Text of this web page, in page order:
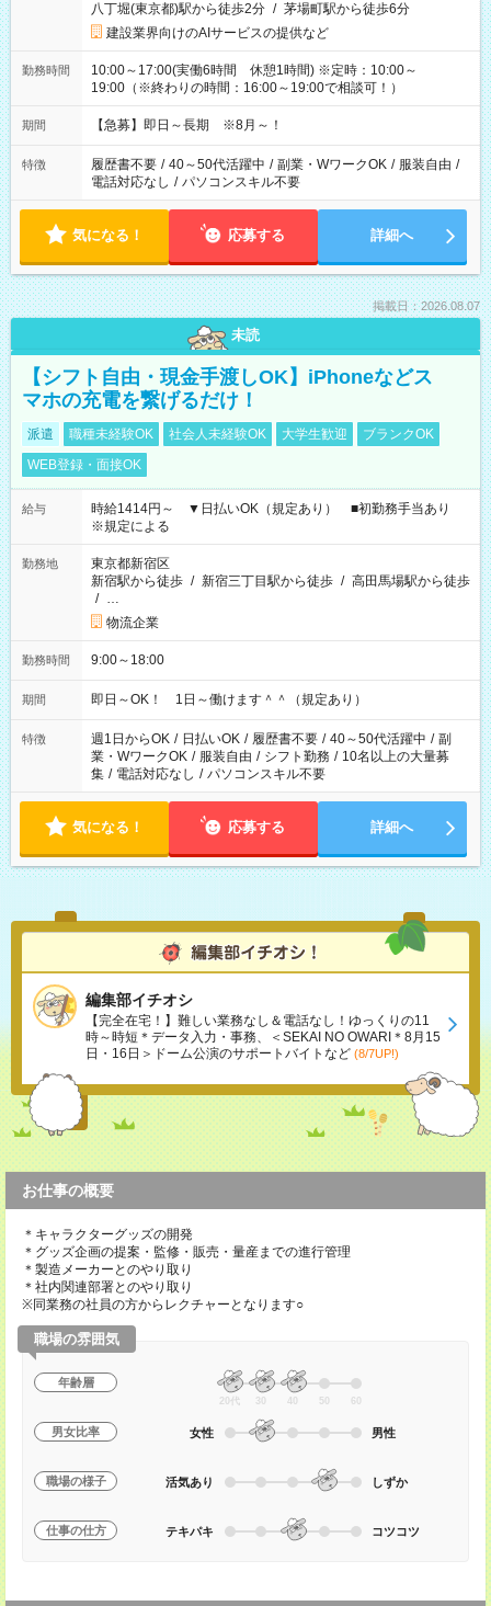
八丁堀(東京都)駅から徒歩2分 / 茅場町駅から徒歩6分
建設業界向けのAIサービスの提供など
勤務時間
10:00～17:00(実働6時間 休憩1時間) ※定時：10:00～
19:00（※終わりの時間：16:00～19:00で相談可！）
期間 【急募】即日～長期 ※8月～！
特徴 履歴書不要 / 40～50代活躍中 / 副業・WワークOK / 服装自由 /
電話対応なし / パソコンスキル不要
気になる！ 応募する 詳細へ
掲載日：2026.08.07
未読
【シフト自由・現金手渡しOK】iPhoneなどス
マホの充電を繋げるだけ！
派遣 職種未経験OK 社会人未経験OK 大学生歓迎
ブランクOK
WEB登録・面接OK
給与
時給1414円～ ▼日払いOK（規定あり） ■初勤務手当あり
※規定による
勤務地
東京都新宿区
新宿駅から徒歩 / 新宿三丁目駅から徒歩 / 高田馬場駅から徒歩
/ …
物流企業
勤務時間 9:00～18:00
期間 即日～OK！ 1日～働けます＾＾（規定あり）
特徴 週1日からOK / 日払いOK / 履歴書不要 / 40～50代活躍中 / 副
業・WワークOK / 服装自由 / シフト勤務 / 10名以上の大量募
集 / 電話対応なし / パソコンスキル不要
気になる！ 応募する 詳細へ
編集部イチオシ
【完全在宅！】難しい業務なし＆電話なし！ゆっくりの11
時～時短＊データ入力・事務、＜SEKAI NO OWARI＊8月15
日・16日＞ドーム公演のサポートバイトなど (8/7UP!)
お仕事の概要
＊キャラクターグッズの開発
＊グッズ企画の提案・監修・販売・量産までの進行管理
＊製造メーカーとのやり取り
＊社内関連部署とのやり取り
※同業務の社員の方からレクチャーとなります○
職場の雰囲気
年齢層
20代 30 40 50 60
男女比率 女性 男性
職場の様子 活気あり しずか
仕事の仕方 テキパキ コツコツ